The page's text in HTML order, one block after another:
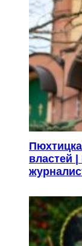
властей